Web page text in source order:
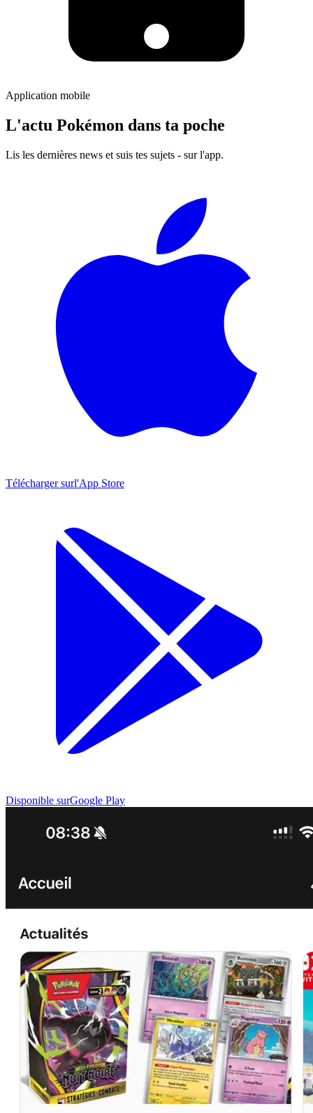
Application mobile
L'actu Pokémon dans ta poche
Lis les dernières news et suis tes sujets - sur l'app.
Télécharger surl'App Store
Disponible surGoogle Play